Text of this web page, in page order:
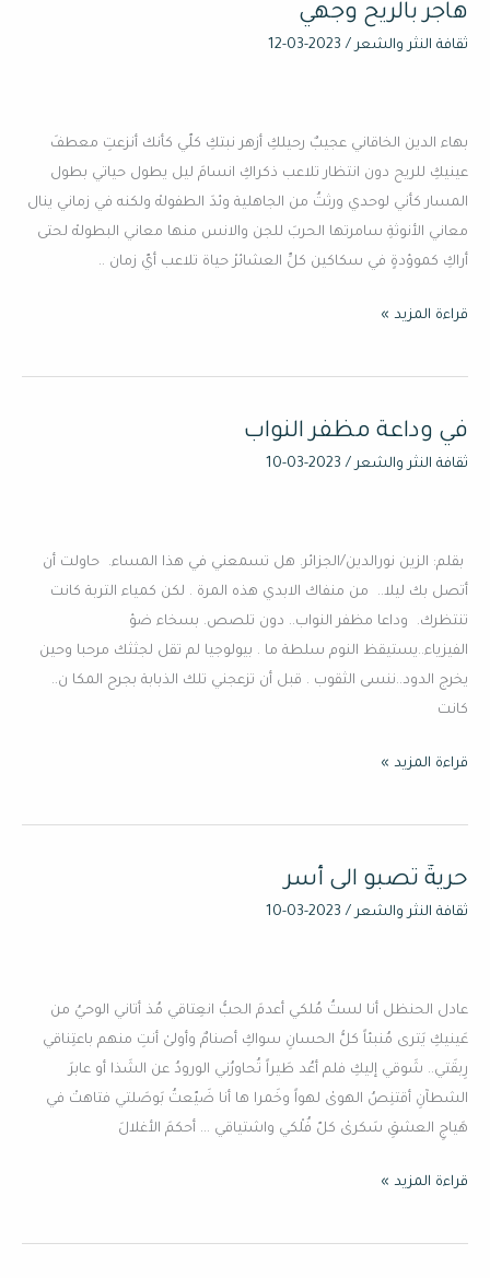
هاجر بالريح وجهي
ثقافة النثر والشعر /
2023-03-12
بهاء الدين الخاقاني عجيبٌ رحيلكِ أزهر نبتكِ كلّي كأنك أنزعتِ معطفَ
عينيكِ للريح دون انتظار تلاعب ذكراكِ انسامَ ليل يطول حياتي بطول
المسار كأني لوحدي ورثتُ من الجاهلية وئدَ الطفولهْ ولكنه في زماني ينال
معاني الأنوثةِ سامرتها الحربَ للجن والانس منها معاني البطولهْ لحتى
أراكِ كموؤدةٍ في سكاكين كلِّ العشائرْ حياة تلاعب أيّ زمان ..
هاجر
بالريح
قراءة المزيد »
في وداعة مظفر النواب
ثقافة النثر والشعر /
2023-03-10
بقلم: الزين نورالدين/الجزائر. هل تسمعني في هذا المساء. حاولت أن
أتصل بك ليلا.. من منفاك الابدي هذه المرة . لكن كمياء التربة كانت
تنتظرك. وداعا مظفر النواب.. دون تلصص. بسخاء ضؤ
الفيزياء..يستيقظ النوم سلطة ما . بيولوجيا لم تقل لجثثك مرحبا وحين
يخرج الدود..ننسى الثقوب . قبل أن تزعجني تلك الذبابة بجرح المكا ن..
كانت
في
وداعة
قراءة المزيد »
حريةٌ تصبو الى أسر
ثقافة النثر والشعر/
2023-03-10
عادل الحنظل أنا لستُ مُلكي أعدمَ الحبُّ انعِتاقي مُذ أتاني الوحيُ من
عَينيكِ يَترى مُنبئاً كلُّ الحسانِ سواكِ أصنامٌ وأولىٰ أنتِ منهم باعتِناقي
رِبقَتي.. شَوقي إليكِ فلم أعُد طَيراً تُحاورُني الورودُ عن الشَذا أو عابرَ
الشطآنِ أقتنِصُ الهوىٰ لهواً وخَمرا ها أنا ضَيّعتُ بَوصَلتي فتاهتْ في
هَياجِ العشقِ سَكرىٰ كلّ فُلْكي واشتياقي … أحكمَ الأغلالَ
حريةٌ
تصبو
قراءة المزيد »